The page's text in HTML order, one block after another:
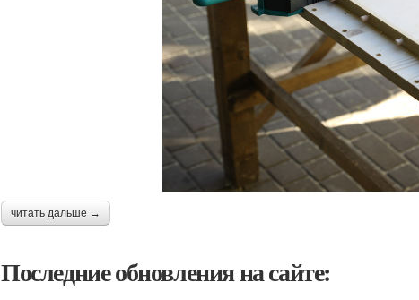
читать дальше →
Последние обновления на сайте: